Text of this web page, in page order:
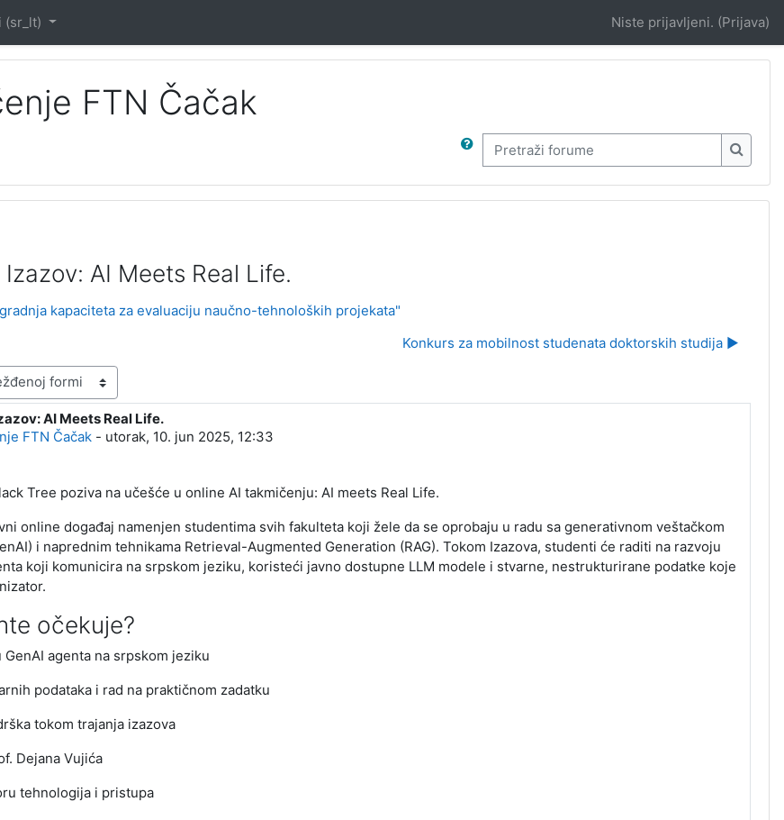
‎(sr_lt)‎ Niste prijavljeni. (Prijava)
FTN Čačak
Pretraži forume
AI Meets Real Life.
kapaciteta za evaluaciju naučno-tehnoloških projekata"
Konkurs za mobilnost studenata doktorskih studija ▶︎
AI Meets Real Life.
FTN Čačak- utorak, 10. jun 2025, 12:33
Tree poziva na učešće u online AI takmičenju: AI meets Real Life.
online događaj namenjen studentima svih fakulteta koji žele da se oprobaju u radu sa generativnom veštačkom
i naprednim tehnikama Retrieval-Augmented Generation (RAG). Tokom Izazova, studenti će raditi na razvoju
koji komunicira na srpskom jeziku, koristeći javno dostupne LLM modele i stvarne, nestrukturirane podatke koje
očekuje?
GenAI agenta na srpskom jeziku
podataka i rad na praktičnom zadatku
tokom trajanja izazova
Dejana Vujića
tehnologija i pristupa